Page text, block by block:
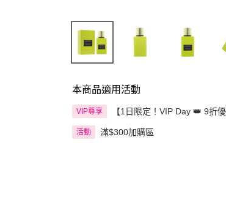
本商品適用活動
VIP尊享 【1日限定！VIP Day 👑 9折優
活動 滿$300加購區